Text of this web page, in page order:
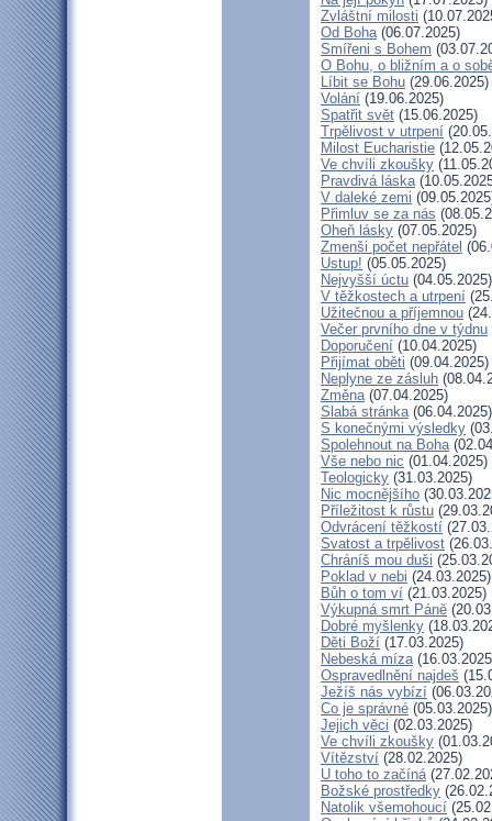
Zvláštní milosti
Od Boha(06.07.2025)
Smířeni s Bohem
O Bohu, o bližním a o
Líbit se Bohu (29.06.2025)
Volání (19.06.2025)
Spatřit svět (15.06.2025)
Trpělivost v utrpení
Milost Eucharistie
Ve chvíli zkoušky
Pravdivá láska
V daleké zemi
Přimluv se za nás
Oheň lásky (07.05.2025)
Zmenši počet nepřátel
Ustup! (05.05.2025)
Nejvyšší úctu (04.05.2025)
V těžkostech a utrpení
Užitečnou a příjemnou
Večer prvního dne v týdnu
Doporučení (10.04.2025)
Přijímat oběti (09.04.2025)
Neplyne ze zásluh
Změna(07.04.2025)
Slabá stránka(06.04.2025)
S konečnými výsledky
Spolehnout na Boha
Vše nebo nic (01.04.2025)
Teologicky (31.03.2025)
Nic mocnějšího
Příležitost k růstu
Odvrácení těžkostí
Svatost a trpělivost
Chráníš mou duši
Poklad v nebi (24.03.2025)
Bůh o tom ví (21.03.2025)
Výkupná smrt Páně
Dobré myšlenky
Děti Boží (17.03.2025)
Nebeská míza
Ospravedlnění najdeš
Ježíš nás vybízí
Co je správné (05.03.2025)
Jejich věci (02.03.2025)
Ve chvíli zkoušky
Vítězství (28.02.2025)
U toho to začíná
Božské prostředky
Natolik všemohoucí